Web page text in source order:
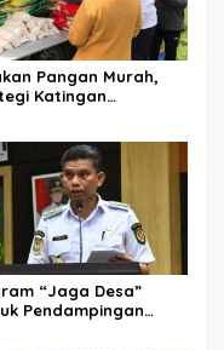
Pangan Murah,
Katingan
“Jaga Desa”
Pendampingan